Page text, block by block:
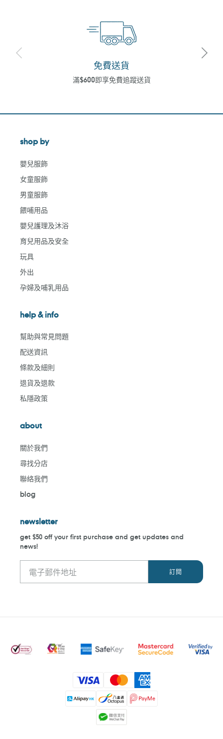
免費送貨
滿$600即享免費追蹤送貨
shop by
嬰兒服飾
女童服飾
男童服飾
餵哺用品
嬰兒護理及沐浴
育兒用品及安全
玩具
外出
孕婦及哺乳用品
help & info
幫助與常見問題
配送資訊
條款及細則
退貨及退款
私隱政策
about
關於我們
尋找分店
聯絡我們
blog
newsletter
get $50 off your first purchase and get updates and
news!
付
款
方
式